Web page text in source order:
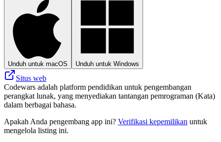
Unduh untuk macOS Unduh untuk Windows
Situs web
Codewars adalah platform pendidikan untuk pengembangan
perangkat lunak, yang menyediakan tantangan pemrograman (Kata)
dalam berbagai bahasa.
Apakah Anda pengembang app ini? Verifikasi kepemilikan untuk
mengelola listing ini.